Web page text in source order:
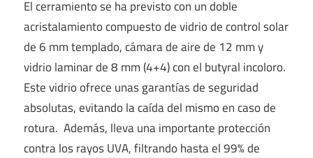
El cerramiento se ha previsto con un doble
acristalamiento compuesto de vidrio de control solar
de 6 mm templado, cámara de aire de 12 mm y
vidrio laminar de 8 mm (4+4) con el butyral incoloro.
Este vidrio ofrece unas garantías de seguridad
absolutas, evitando la caída del mismo en caso de
rotura. Además, lleva una importante protección
contra los rayos UVA, filtrando hasta el 99% de